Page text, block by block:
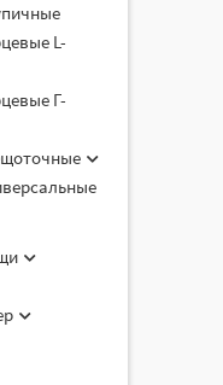
L-
Г-